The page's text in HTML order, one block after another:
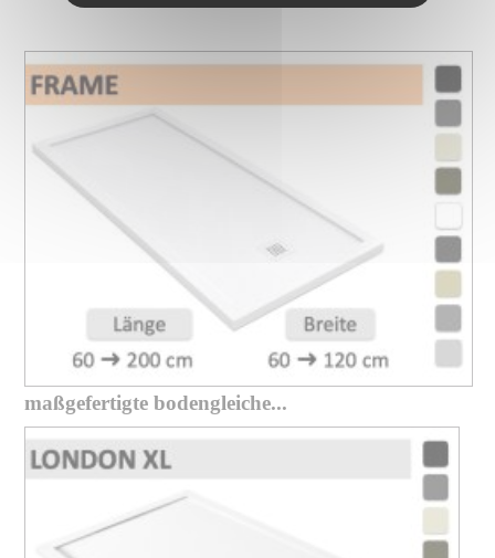
maßgefertigte bodengleiche...